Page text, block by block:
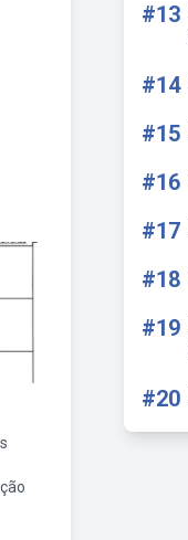
#13
#14
#15
#16
#17
#18
#19
#20